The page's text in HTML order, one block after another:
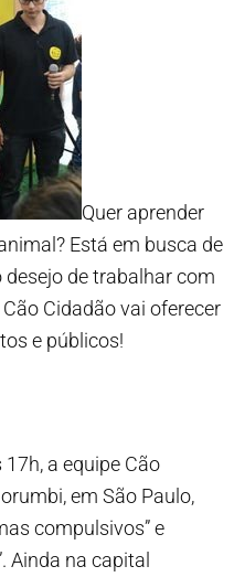
Quer aprender
Está em busca de
de trabalhar com
Cidadão vai oferecer
e públicos!
a equipe Cão
em São Paulo,
compulsivos” e
Ainda na capital